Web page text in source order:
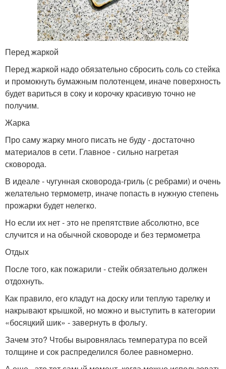
Перед жаркой
Перед жаркой надо обязательно сбросить соль со стейка
и промокнуть бумажным полотенцем, иначе поверхность
будет вариться в соку и корочку красивую точно не
получим.
Жарка
Про саму жарку много писать не буду - достаточно
материалов в сети. Главное - сильно нагретая
сковорода.
В идеале - чугунная сковорода-гриль (с ребрами) и очень
желательно термометр, иначе попасть в нужную степень
прожарки будет нелегко.
Но если их нет - это не препятствие абсолютно, все
случится и на обычной сковороде и без термометра
Отдых
После того, как пожарили - стейк обязательно должен
отдохнуть.
Как правило, его кладут на доску или теплую тарелку и
накрывают крышкой, но можно и выступить в категории
«босяцкий шик» - завернуть в фольгу.
Зачем это? Чтобы выровнялась температура по всей
толщине и сок распределился более равномерно.